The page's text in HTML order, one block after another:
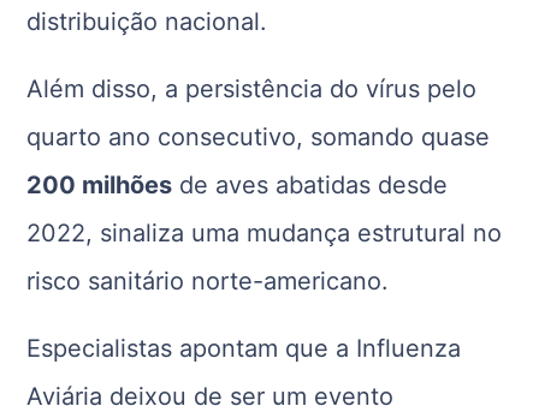
distribuição nacional.
Além disso, a persistência do vírus pelo
quarto ano consecutivo, somando quase
200 milhões de aves abatidas desde
2022, sinaliza uma mudança estrutural no
risco sanitário norte-americano.
Especialistas apontam que a Influenza
Aviária deixou de ser um evento